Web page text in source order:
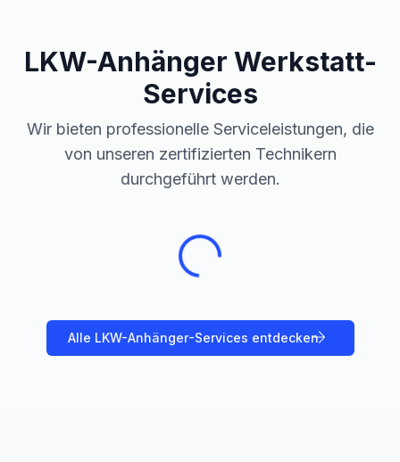
LKW-Anhänger Werkstatt-
Services
Wir bieten professionelle Serviceleistungen, die
von unseren zertifizierten Technikern
durchgeführt werden.
Alle LKW-Anhänger-Services entdecken